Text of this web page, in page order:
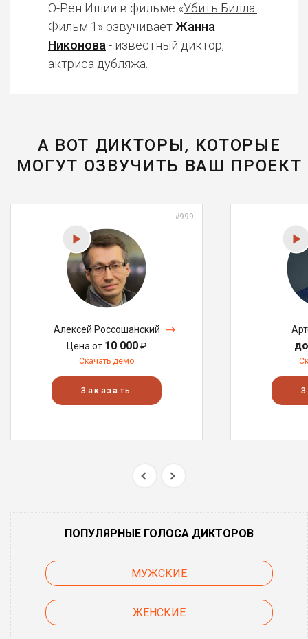
О-Рен Ишии в фильме «Убить Билла.
Фильм 1 » озвучивает Жанна
Никонова - известный диктор,
актриса дубляжа.
А ВОТ ДИКТОРЫ, КОТОРЫЕ
МОГУТ ОЗВУЧИТЬ ВАШ ПРОЕКТ
#999
Алексей Россошанский
Цена от 10 000₽
Скачать демо
Заказать
ПОПУЛЯРНЫЕ ГОЛОСА ДИКТОРОВ
МУЖСКИЕ
ЖЕНСКИЕ